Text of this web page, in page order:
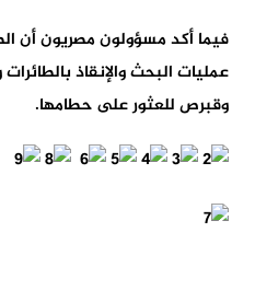
فيما أكد مسؤولون مصريون أن
عمليات البحث والإنقاذ
وقبرص للعثور على حطامها.